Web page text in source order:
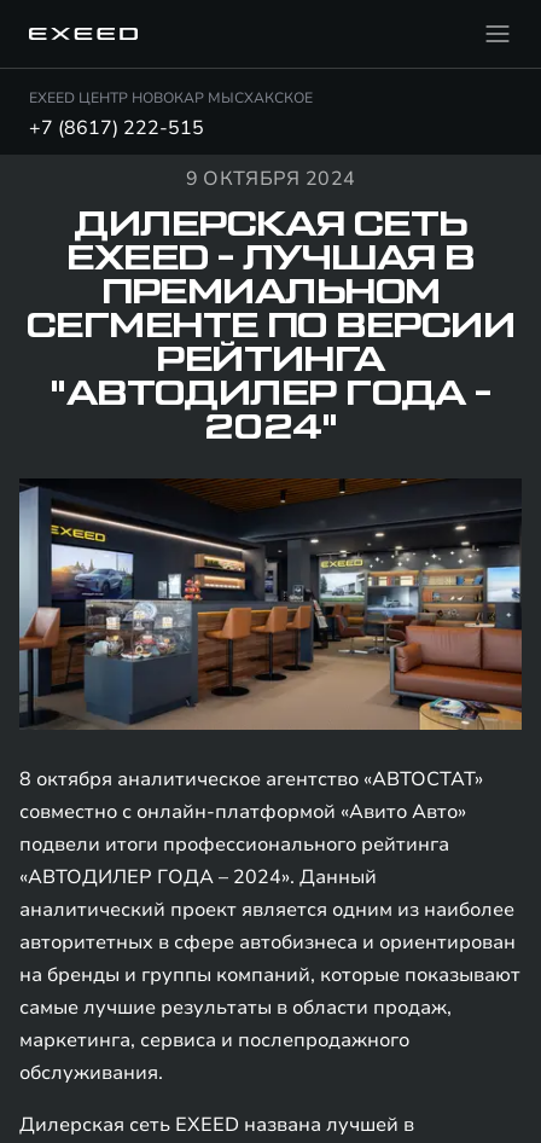
EXEED ЦЕНТР НОВОКАР МЫСХАКСКОЕ
+7 (8617) 222-515
9 ОКТЯБРЯ 2024
ДИЛЕРСКАЯ СЕТЬ
EXEED - ЛУЧШАЯ В
ПРЕМИАЛЬНОМ
СЕГМЕНТЕ ПО ВЕРСИИ
РЕЙТИНГА
"АВТОДИЛЕР ГОДА -
2024"
8 октября аналитическое агентство «АВТОСТАТ»
совместно с онлайн-платформой «Авито Авто»
подвели итоги профессионального рейтинга
«АВТОДИЛЕР ГОДА – 2024». Данный
аналитический проект является одним из наиболее
авторитетных в сфере автобизнеса и ориентирован
на бренды и группы компаний, которые показывают
самые лучшие результаты в области продаж,
маркетинга, сервиса и послепродажного
обслуживания.
Дилерская сеть EXEED названа лучшей в